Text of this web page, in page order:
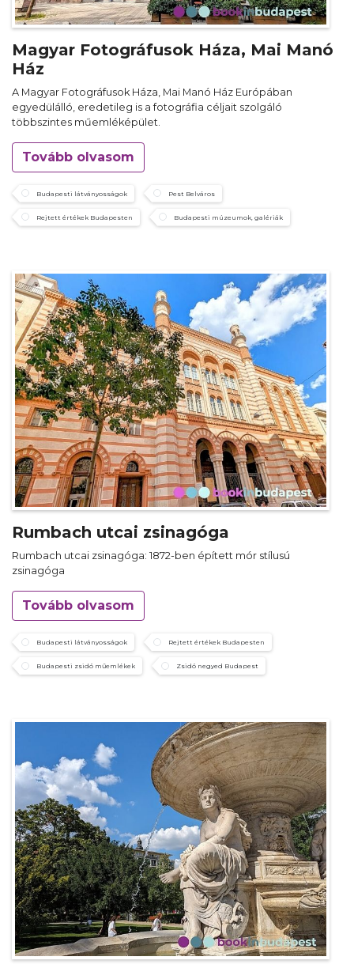
Magyar Fotográfusok Háza, Mai Manó
Ház
A Magyar Fotográfusok Háza, Mai Manó Ház Európában
egyedülálló, eredetileg is a fotográfia céljait szolgáló
többszintes műemléképület.
Tovább olvasom
Budapesti látványosságok Pest Belváros
Rejtett értékek Budapesten Budapesti múzeumok, galériák
Rumbach utcai zsinagóga
Rumbach utcai zsinagóga: 1872-ben épített mór stílusú
zsinagóga
Tovább olvasom
Budapesti látványosságok Rejtett értékek Budapesten
Budapesti zsidó műemlékek Zsidó negyed Budapest